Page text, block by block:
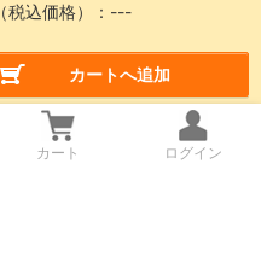
（税込価格）： ---
カートへ追加
カート ログイン